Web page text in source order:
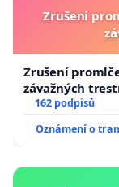
Zrušení
Zrušení
závažných
162 podpisů
Oznámení o